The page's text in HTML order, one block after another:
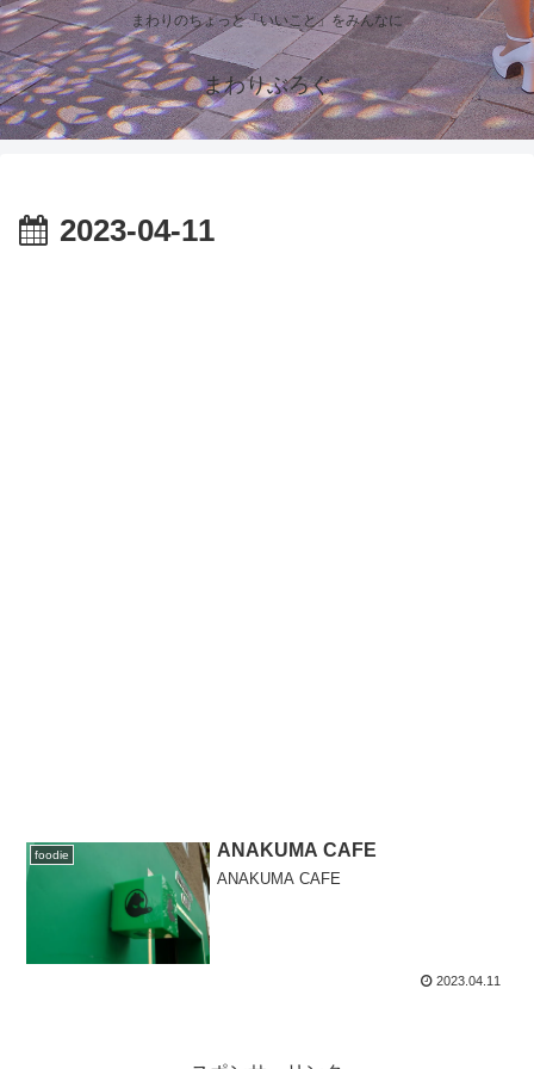
まわりのちょっと「いいこと」をみんなに
まわりぶろぐ
2023-04-11
foodie ANAKUMA CAFE
ANAKUMA CAFE
2023.04.11